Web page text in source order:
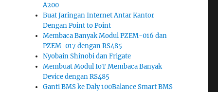
A200
Buat Jaringan Internet Antar Kantor
Dengan Point to Point
Membaca Banyak Modul PZEM-016 dan
PZEM-017 dengan RS485
Nyobain Shinobi dan Frigate
Membuat Modul IoT Membaca Banyak
Device dengan RS485
Ganti BMS ke Daly 100Balance Smart BMS